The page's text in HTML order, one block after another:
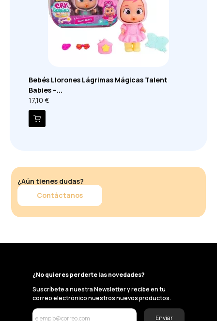
Bebés Llorones Lágrimas Mágicas Talent
Babies –...
17,10 €
¿Aún tienes dudas?
Contáctanos
¿No quieres perderte las novedades?
Suscríbete a nuestra Newsletter y recibe en tu
correo electrónico nuestros nuevos productos.
Enviar